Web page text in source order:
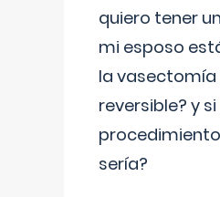
quiero tener
mi esposo
la vasectomía
reversible? y si
sería?